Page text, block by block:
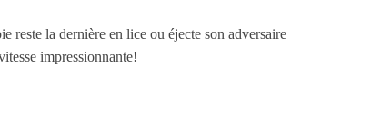
reste la dernière en lice ou éjecte son adversaire
impressionnante!